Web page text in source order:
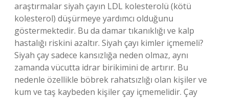
araştırmalar siyah çayın LDL kolesterolü (kötü
kolesterol) düşürmeye yardımcı olduğunu
göstermektedir. Bu da damar tıkanıklığı ve kalp
hastalığı riskini azaltır. Siyah çayı kimler içmemeli?
Siyah çay sadece kansızlığa neden olmaz, aynı
zamanda vücutta idrar birikimini de artırır. Bu
nedenle özellikle böbrek rahatsızlığı olan kişiler ve
kum ve taş kaybeden kişiler çay içmemelidir. Çay